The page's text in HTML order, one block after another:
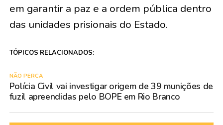
em garantir a paz e a ordem pública dentro
das unidades prisionais do Estado.
TÓPICOS RELACIONADOS:
NÃO PERCA
Polícia Civil vai investigar origem de 39 munições de
fuzil apreendidas pelo BOPE em Rio Branco